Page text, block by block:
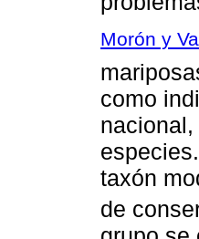
Morón y
como
taxón
de